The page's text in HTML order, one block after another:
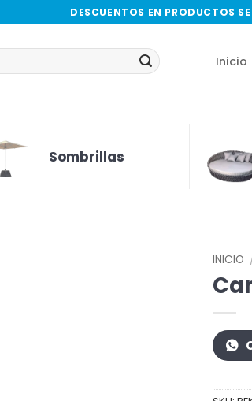
DESCUENTOS EN PRODUCTOS
Inicio
Sombrillas
INICIO